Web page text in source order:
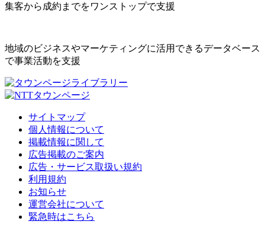
集客から成約までをワンストップで支援
地域のビジネスやマーケティングに活用できるデータベース
で事業活動を支援
サイトマップ
個人情報について
掲載情報に関して
広告掲載のご案内
広告・サービス取扱い規約
利用規約
お知らせ
運営会社について
緊急時はこちら